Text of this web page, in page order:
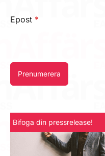
Epost *
Prenumerera
Bifoga din pressrelease!